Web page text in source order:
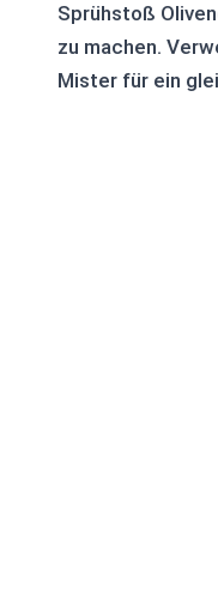
Sprühstoß
zu machen.
Mister für ein